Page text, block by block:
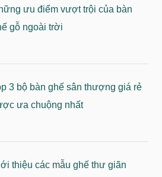
giả gỗ đẹp với nhiều kiểu dáng
của bạn. Hãy cùng tìm hiểu
- xu hướng mới trong nội thất
ưu điểm vượt trội của bàn
gỗ ngoài trời
3 bộ bàn ghế sân thượng giá rẻ
ưa chuộng nhất
thiệu các mẫu ghế thư giãn